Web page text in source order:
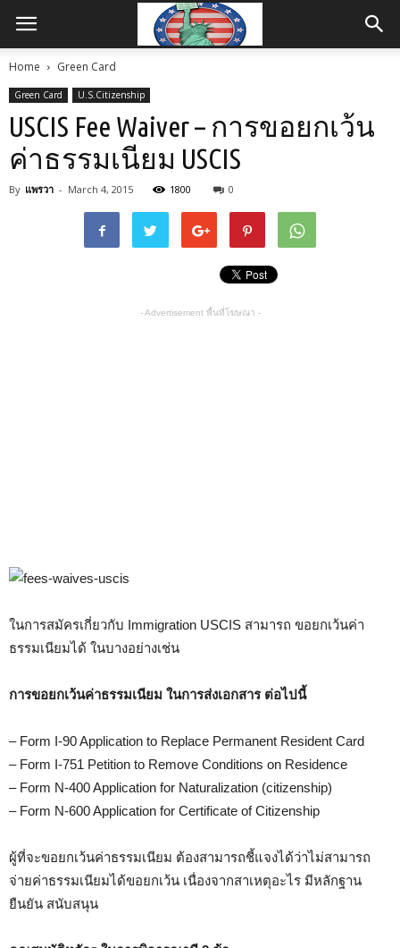
Home Green Card
Green Card U.S.Citizenship
USCIS Fee Waiver – การขอยกเว้น
ค่าธรรมเนียม USCIS
By แพรวา - March 4, 2015 1800 0
- Advertisement พื้นที่โฆษณา -
ในการสมัครเกี่ยวกับ Immigration USCIS สามารถ ขอยกเว้นค่า
ธรรมเนียมได้ ในบางอย่างเช่น
การขอยกเว้นค่าธรรมเนียม ในการส่งเอกสาร ต่อไปนี้
– Form I-90 Application to Replace Permanent Resident Card
– Form I-751 Petition to Remove Conditions on Residence
– Form N-400 Application for Naturalization (citizenship)
– Form N-600 Application for Certificate of Citizenship
ผู้ที่จะขอยกเว้นค่าธรรมเนียม ต้องสามารถชี้แจงได้ว่าไม่สามารถ
จ่ายค่าธรรมเนียมได้ขอยกเว้น เนื่องจากสาเหตุอะไร มีหลักฐาน
ยืนยัน สนับสนุน